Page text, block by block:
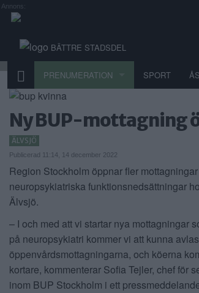
Annons:
BÄTTRE STADSDEL
PRENUMERATION SPORT
Ny BUP-mottagning
ÄLVSJÖ
Publicerad 11:14, 14 december 2022
Region Stockholm öppnar fler
neuropsykiatriska funktionsnedsättningar
Älvsjö.
– I och med att vi startar nya mottagningar
på neuropsykiatri kommer vi att kunna
öppenvårdsmottagningarna, och köerna
kortare, kommenterar Sofia Tejler, chef för
inom BUP Stockholm i ett